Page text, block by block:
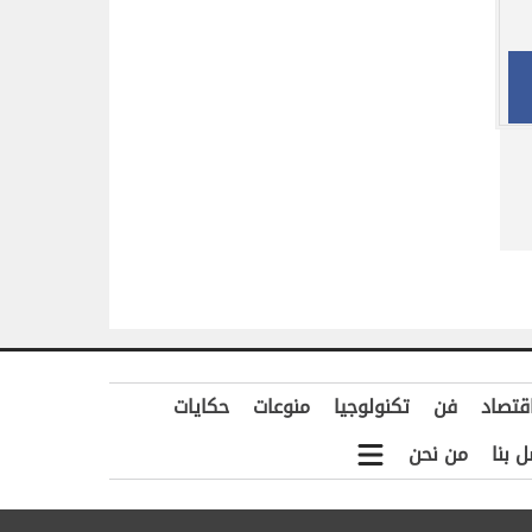
فن تكنولوجيا منوعات
حكايات
بنا
من نحن